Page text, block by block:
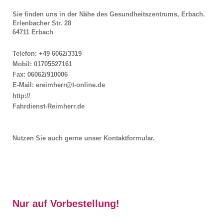
Sie finden uns in der Nähe des Gesundheitszentrums, Erbach.
Erlenbacher Str. 28
64711 Erbach
Telefon: +49 6062/3319
Mobil: 01705527161
Fax: 06062/910006
E-Mail: ereimherr@t-online.de
http://
Fahrdienst-Reimherr.de
Nutzen Sie auch gerne unser Kontaktformular.
Nur auf Vorbestellung!